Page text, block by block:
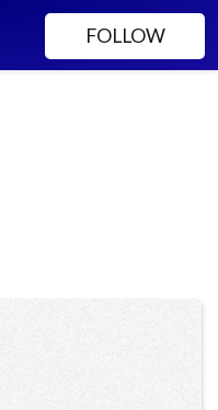
FOLLOW